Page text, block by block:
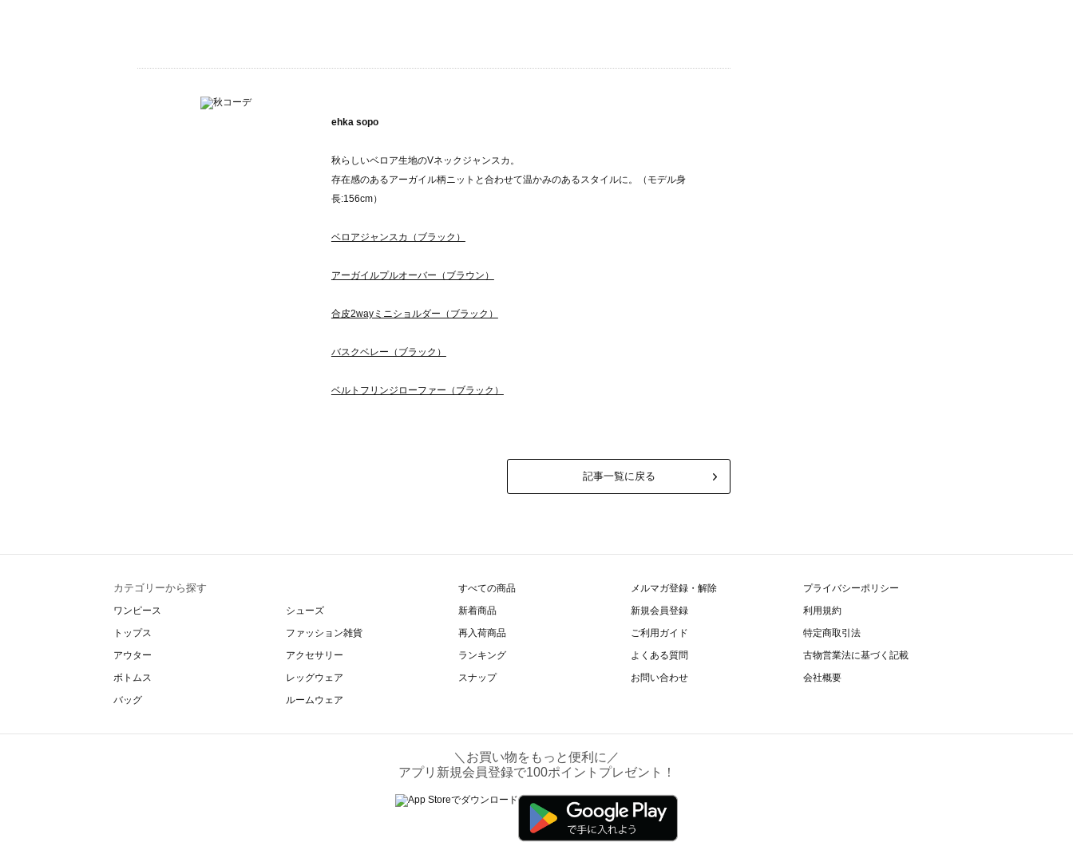
ehka sopo
秋らしいベロア生地のVネックジャンスカ。
存在感のあるアーガイル柄ニットと合わせて温かみのあるスタイルに。（モデル身
長:156cm）
ベロアジャンスカ（ブラック）
アーガイルプルオーバー（ブラウン）
合皮2wayミニショルダー（ブラック）
バスクベレー（ブラック）
ベルトフリンジローファー（ブラック）
記事一覧に戻る
カテゴリーから探す
ワンピース
トップス
アウター
ボトムス
バッグ
シューズ
ファッション雑貨
アクセサリー
レッグウェア
ルームウェア
すべての商品
新着商品
再入荷商品
ランキング
スナップ
メルマガ登録・解除
新規会員登録
ご利用ガイド
よくある質問
お問い合わせ
プライバシーポリシー
利用規約
特定商取引法
古物営業法に基づく記載
会社概要
＼お買い物をもっと便利に／
アプリ新規会員登録で100ポイントプレゼント！